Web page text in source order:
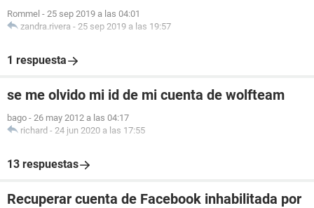
Rommel - 25 sep 2019 a las 04:01
zandra.rivera - 25 sep 2019 a las 19:57
1 respuesta
se me olvido mi id de mi cuenta de wolfteam
bago - 26 may 2012 a las 04:17
richard - 24 jun 2020 a las 17:55
13 respuestas
Recuperar cuenta de Facebook inhabilitada por